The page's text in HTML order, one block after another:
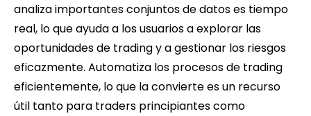
analiza importantes conjuntos de datos es tiempo
real, lo que ayuda a los usuarios a explorar las
oportunidades de trading y a gestionar los riesgos
eficazmente. Automatiza los procesos de trading
eficientemente, lo que la convierte es un recurso
útil tanto para traders principiantes como